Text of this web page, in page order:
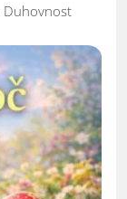
Duhovnost